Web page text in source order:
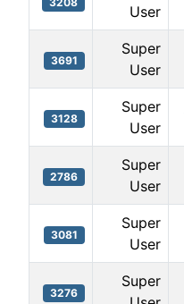
User
Super
User
3691
Super
User
3128
Super
User
2786
Super
User
3081
Super
3276